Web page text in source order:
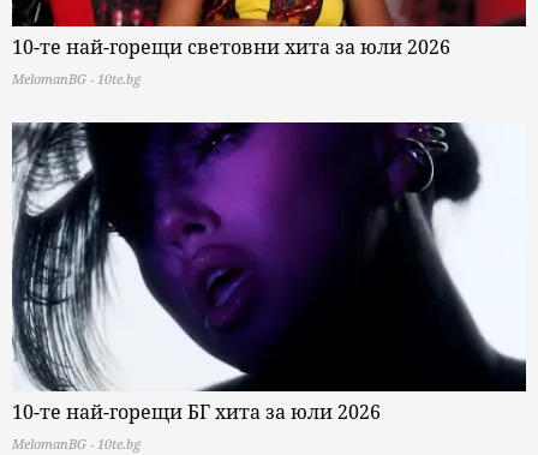
10-те най-горещи световни хита за юли 2026
MelomanBG - 10te.bg
10-те най-горещи БГ хита за юли 2026
MelomanBG - 10te.bg